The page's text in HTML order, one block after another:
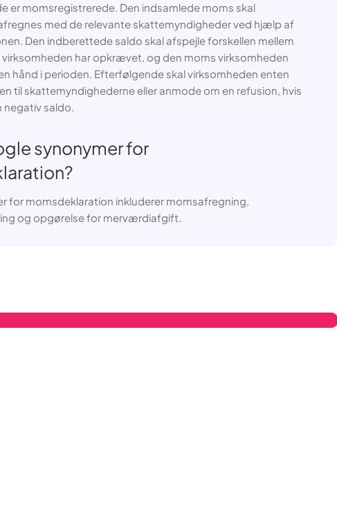
er momsregistrerede. Den indsamlede moms skal
med de relevante skattemyndigheder ved hjælp af
Den indberettede saldo skal afspejle forskellen mellem
har opkrævet, og den moms virksomheden
hånd i perioden. Efterfølgende skal virksomheden enten
til skattemyndighederne eller anmode om en refusion, hvis
negativ saldo.
synonymer for
for momsdeklaration inkluderer momsafregning,
og opgørelse for merværdiafgift.